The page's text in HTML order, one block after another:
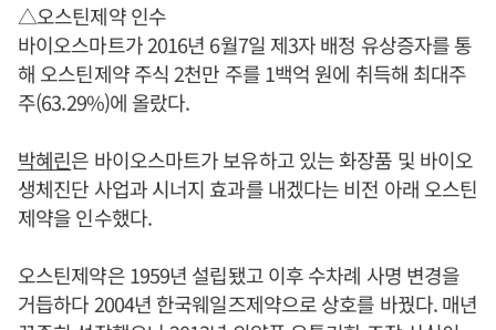
△오스틴제약 인수
바이오스마트가 2016년 6월7일 제3자 배정 유상증자를 통
해 오스틴제약 주식 2천만 주를 1백억 원에 취득해 최대주
주(63.29%)에 올랐다.
박혜린은 바이오스마트가 보유하고 있는 화장품 및 바이오
생체진단 사업과 시너지 효과를 내겠다는 비전 아래 오스틴
제약을 인수했다.
오스틴제약은 1959년 설립됐고 이후 수차례 사명 변경을
거듭하다 2004년 한국웨일즈제약으로 상호를 바꿨다. 매년